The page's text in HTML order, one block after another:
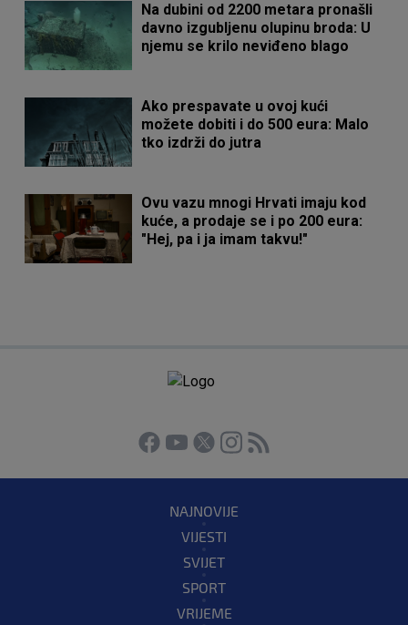
Na dubini od 2200 metara pronašli
davno izgubljenu olupinu broda: U
njemu se krilo neviđeno blago
Ako prespavate u ovoj kući
možete dobiti i do 500 eura: Malo
tko izdrži do jutra
Ovu vazu mnogi Hrvati imaju kod
kuće, a prodaje se i po 200 eura:
"Hej, pa i ja imam takvu!"
NAJNOVIJE
VIJESTI
SVIJET
SPORT
VRIJEME